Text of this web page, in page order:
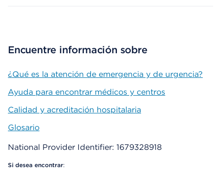
Encuentre información sobre
¿Qué es la atención de emergencia y de urgencia?
Ayuda para encontrar médicos y centros
Calidad y acreditación hospitalaria
Glosario
National Provider Identifier: 1679328918
Si desea encontrar: